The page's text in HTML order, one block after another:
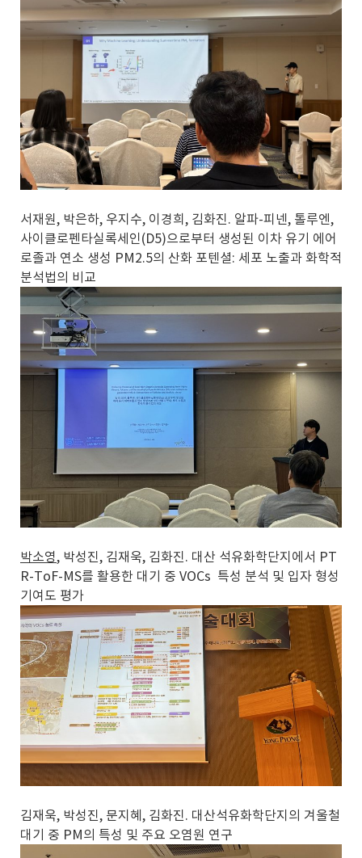
서재원, 박은하, 우지수, 이경희, 김화진. 알파-피넨, 톨루엔,
사이클로펜타실록세인(D5)으로부터 생성된 이차 유기 에어
로졸과 연소 생성 PM2.5의 산화 포텐셜: 세포 노출과 화학적
분석법의 비교
박소영, 박성진, 김재욱, 김화진. 대산 석유화학단지에서 PT
R-ToF-MS를 활용한 대기 중 VOCs 특성 분석 및 입자 형성
기여도 평가
김재욱, 박성진, 문지혜, 김화진. 대산석유화학단지의 겨울철
대기 중 PM의 특성 및 주요 오염원 연구